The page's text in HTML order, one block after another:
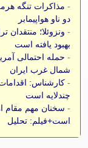
- مذاکرات تنگه
دو ناو هواپیمابر
- ونزوئلا؛
بهبود یافته است
- حمله احتمالی
شمال غرب ایران
- کارشناس:
چندلایه است
- سخنان مهم مقام
است+فیلم: تحلیل